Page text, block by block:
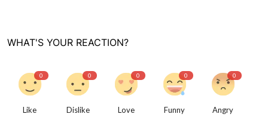
WHAT'S YOUR REACTION?
0
Like
0
Dislike
0
Love
0
Funny
0
Angry